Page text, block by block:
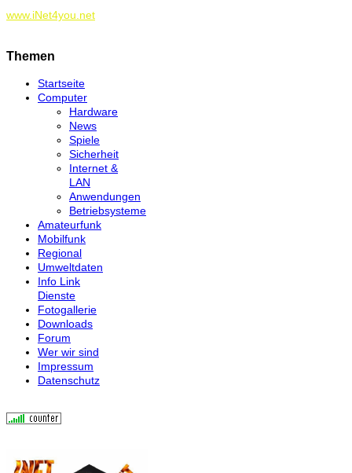
www.iNet4you.net
Themen
Startseite
Computer
Hardware
News
Spiele
Sicherheit
Internet &
LAN
Anwendungen
Betriebsysteme
Amateurfunk
Mobilfunk
Regional
Umweltdaten
Info Link
Dienste
Fotogallerie
Downloads
Forum
Wer wir sind
Impressum
Datenschutz